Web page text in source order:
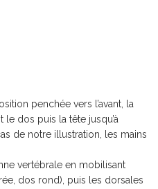
penchée vers l’avant, la
dos puis la tête jusqu’à
de notre illustration, les mains
vertébrale en mobilisant
dos rond), puis les dorsales